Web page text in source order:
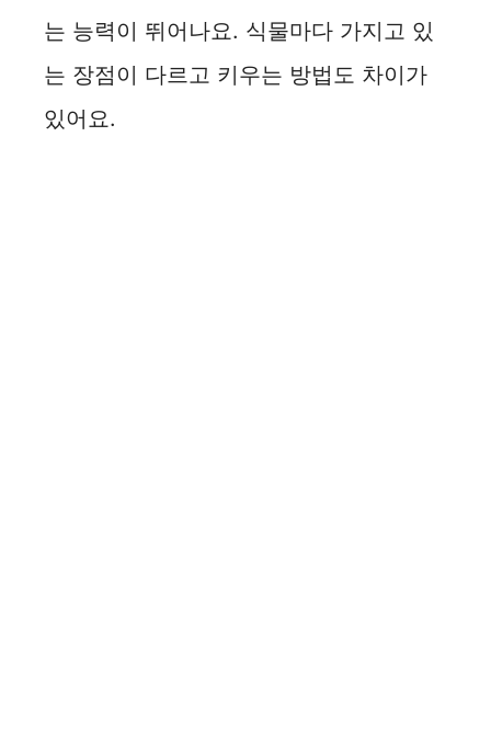
는 능력이 뛰어나요. 식물마다 가지고 있
는 장점이 다르고 키우는 방법도 차이가
있어요.